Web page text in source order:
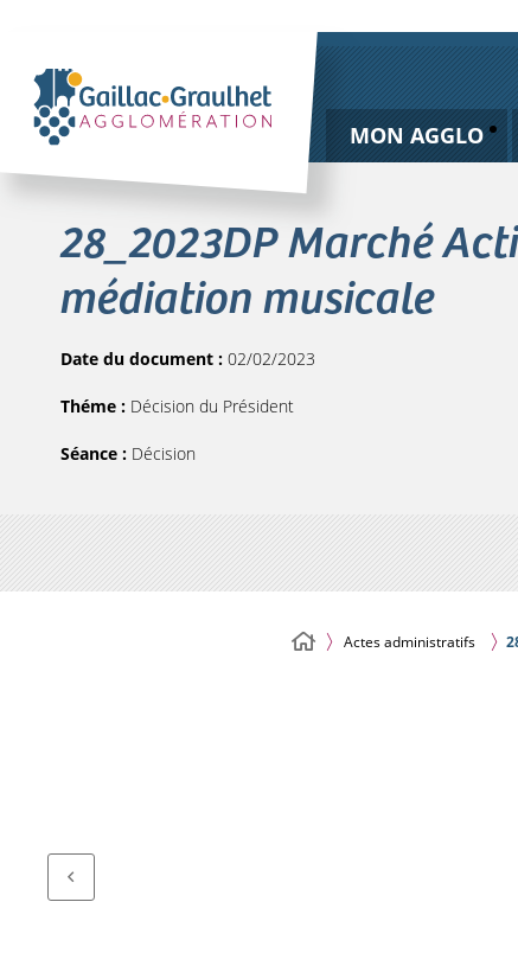
MON AGGLO
28_2023DP Marché
médiation musicale
Date du document : 02/02/2023
Théme : Décision du Président
Séance : Décision
Actes administratifs